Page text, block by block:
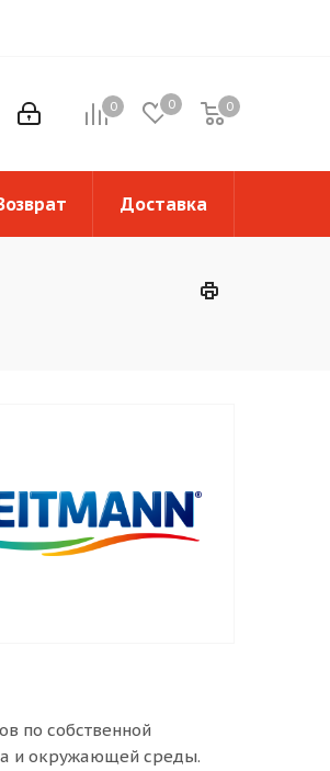
0 0 0
0
Доставка
по собственной
и окружающей среды.